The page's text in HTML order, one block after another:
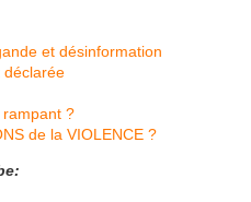
et désinformation
déclarée
rampant ?
de la VIOLENCE ?